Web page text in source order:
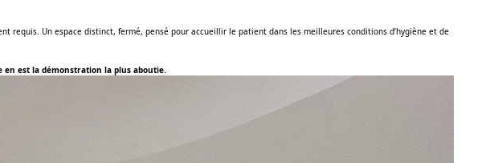
requis. Un espace distinct, fermé, pensé pour accueillir le patient dans les meilleures conditions d’hygiène et de
en est la démonstration la plus aboutie.